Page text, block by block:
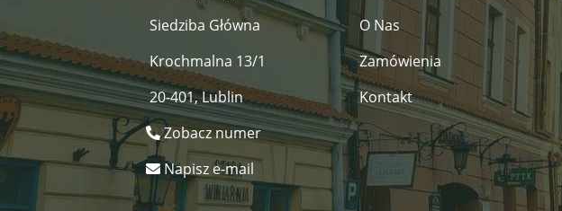
Siedziba Główna
Krochmalna 13/1
20-401, Lublin
Zobacz numer
Napisz e-mail
O Nas
Zamówienia
Kontakt